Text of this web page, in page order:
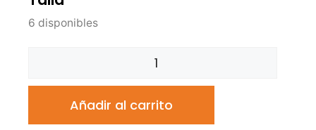
6 disponibles
Añadir al carrito